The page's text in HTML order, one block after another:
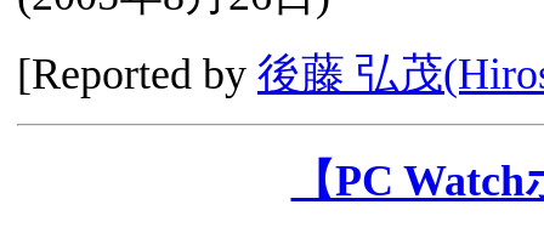
[Reported by 後藤 弘茂
【PC